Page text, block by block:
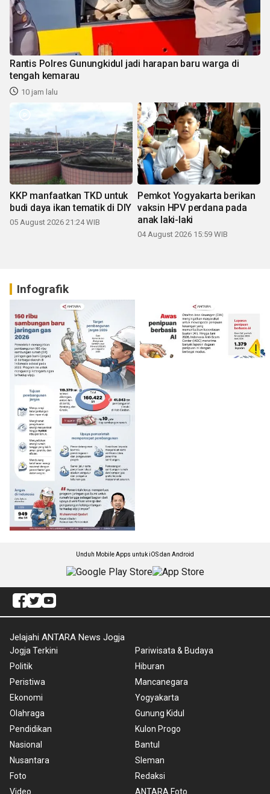
Rantis Polres Gunungkidul jadi harapan baru warga di
tengah kemarau
10 jam lalu
KKP manfaatkan TKD untuk
budi daya ikan tematik di DIY
05 August 2026 21:24 WIB
Pemkot Yogyakarta berikan
vaksin HPV perdana pada
anak laki-laki
04 August 2026 15:59 WIB
Infografik
Unduh Mobile Apps untuk iOS dan Android
Jelajahi ANTARA News Jogja
Jogja Terkini
Politik
Peristiwa
Ekonomi
Olahraga
Pendidikan
Nasional
Nusantara
Foto
Video
Pariwisata & Budaya
Hiburan
Mancanegara
Yogyakarta
Gunung Kidul
Kulon Progo
Bantul
Sleman
Redaksi
ANTARA Foto